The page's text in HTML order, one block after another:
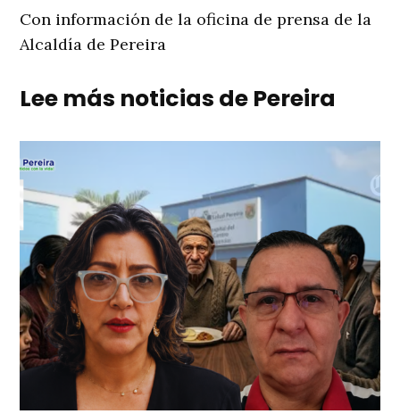
Con información de la oficina de prensa de la
Alcaldía de Pereira
Lee más noticias de Pereira